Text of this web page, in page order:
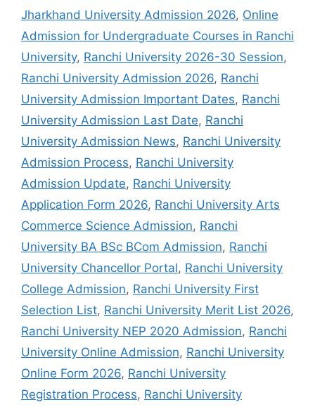
Jharkhand University Admission 2026, Online
Admission for Undergraduate Courses in Ranchi
University, Ranchi University 2026-30 Session,
Ranchi University Admission 2026, Ranchi
University Admission Important Dates, Ranchi
University Admission Last Date, Ranchi
University Admission News, Ranchi University
Admission Process, Ranchi University
Admission Update, Ranchi University
Application Form 2026, Ranchi University Arts
Commerce Science Admission, Ranchi
University BA BSc BCom Admission, Ranchi
University Chancellor Portal, Ranchi University
College Admission, Ranchi University First
Selection List, Ranchi University Merit List 2026,
Ranchi University NEP 2020 Admission, Ranchi
University Online Admission, Ranchi University
Online Form 2026, Ranchi University
Registration Process, Ranchi University